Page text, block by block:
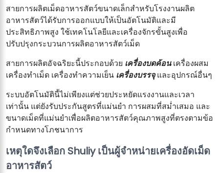
สายการผลิตเม็ดอาหารสัตว์ขนาดเล็กสำหรับโรงงานผลิต
อาหารสัตว์ได้รับการออกแบบให้เป็นอัตโนมัติและมี
ประสิทธิภาพสูง ใช้เทคโนโลยีและเครื่องจักรขั้นสูงเพื่อ
ปรับปรุงกระบวนการผลิตอาหารสัตว์เม็ด
สายการผลิตอัจฉริยะนี้ประกอบด้วย เครื่องบดค้อนเครื่องผสม
เครื่องทำเม็ด เครื่องทำความเย็น เครื่องบรรจุและอุปกรณ์อื่นๆ
ระบบอัตโนมัตินี้ไม่เพียงแต่ช่วยประหยัดแรงงานและเวลา
เท่านั้น แต่ยังรับประกันสูตรที่แม่นยำ การผสมที่สม่ำเสมอ และ
ขนาดเม็ดที่แม่นยำเพื่อผลิตอาหารสัตว์คุณภาพสูงที่ตรงตามข้อ
กำหนดทางโภชนาการ
เหตุใดจึงเลือก Shuliy เป็นผู้จำหน่ายเครื่องอัดเม็ด
อาหารสัตว์